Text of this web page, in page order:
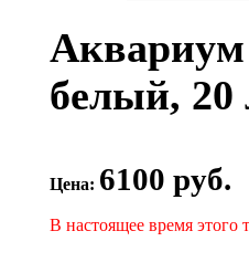
белый, 20
Цена: 6100 руб.
В настоящее время этого